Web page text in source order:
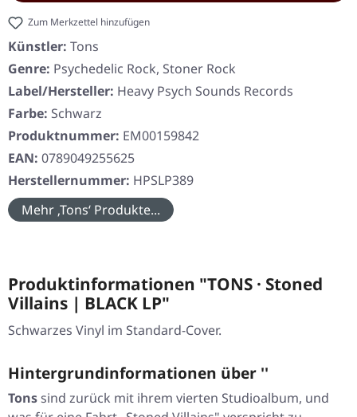
Zum Merkzettel hinzufügen
Künstler: Tons
Genre: Psychedelic Rock, Stoner Rock
Label/Hersteller: Heavy Psych Sounds Records
Farbe: Schwarz
Produktnummer: EM00159842
EAN: 0789049255625
Herstellernummer: HPSLP389
Mehr ‚Tons‘ Produkte...
Produktinformationen "TONS · Stoned
Villains | BLACK LP"
Schwarzes Vinyl im Standard-Cover.
Hintergrundinformationen über ''
Tonssind zurück mit ihrem vierten Studioalbum, und